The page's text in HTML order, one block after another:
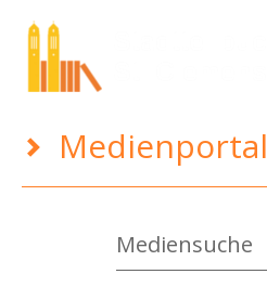
Medienportal
Mediensuche